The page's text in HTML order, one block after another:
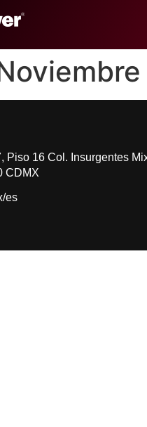
Piso 16 Col. Insurgentes
CDMX
es